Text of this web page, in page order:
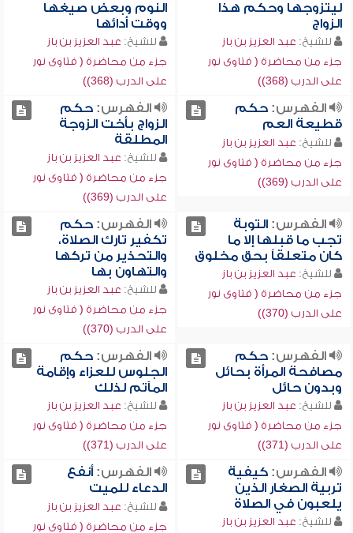
ليتزوجها وحكم هذا
الزواج
للشيخ: عبد العزيز بن باز
جزء من محاضرة ( فتاوى نور
على الدرب (368))
النوم وبعض صيغها
ووقت أدائها
للشيخ: عبد العزيز بن باز
جزء من محاضرة ( فتاوى نور
على الدرب (368))
الفهرس:حكم
قطيعة العم
للشيخ: عبد العزيز بن باز
جزء من محاضرة ( فتاوى نور
على الدرب (369))
الفهرس:حكم
الزواج بأخت الزوجة
المطلقة
للشيخ: عبد العزيز بن باز
جزء من محاضرة ( فتاوى نور
على الدرب (369))
الفهرس:التوبة
تجب ما قبلها إلا ما
كان متعلقاً بحق مخلوق
للشيخ: عبد العزيز بن باز
جزء من محاضرة ( فتاوى نور
على الدرب (370))
الفهرس:حكم
تكفير تارك الصلاة،
والتحذير من تركها
والتهاون بها
للشيخ: عبد العزيز بن باز
جزء من محاضرة ( فتاوى نور
على الدرب (370))
الفهرس:حكم
مصافحة المرأة بحائل
وبدون حائل
للشيخ: عبد العزيز بن باز
جزء من محاضرة ( فتاوى نور
على الدرب (371))
الفهرس:حكم
الجلوس للعزاء وإقامة
المآتم لذلك
للشيخ: عبد العزيز بن باز
جزء من محاضرة ( فتاوى نور
على الدرب (371))
الفهرس:كيفية
تربية الصغار الذين
يلعبون في الصلاة
للشيخ: عبد العزيز بن باز
الفهرس:أنفع
الدعاء للميت
للشيخ: عبد العزيز بن باز
جزء من محاضرة ( فتاوى نور